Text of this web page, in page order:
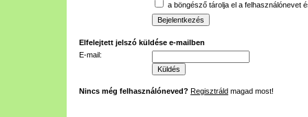
a böngésző tárolja el a felhasználónevet
Elfelejtett jelszó küldése e-mailben
E-mail:
Nincs még felhasználóneved? Regisztráld magad most!